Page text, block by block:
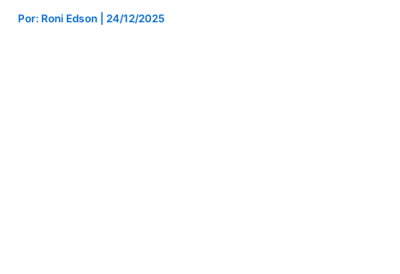
Por: Roni Edson | 24/12/2025